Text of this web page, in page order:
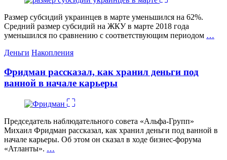
Размер субсидий украинцев в марте уменьшился на 62%.
Средний размер субсидий на ЖКУ в марте 2018 года
уменьшился по сравнению с соответствующим периодом …
Категории
Деньги Накопления
Фридман рассказал, как хранил деньги под
ванной в начале карьеры
Председатель наблюдательного совета «Альфа-Групп»
Михаил Фридман рассказал, как хранил деньги под ванной в
начале карьеры. Об этом он сказал в ходе бизнес-форума
«Атланты». …